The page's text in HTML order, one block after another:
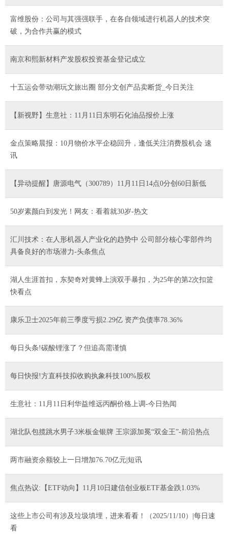
富维股份：公司与其强强联手，在各自领域进行机器人的技术突
破，为合作共赢的模式
南京和熙新材料产发股权投资基金登记成立
十五运会带动潮玩文旅出圈 部分文创产品卖断货_今日关注
【新视野】生意社：11月11日东明石化油品报价上涨
金点策略晨报：10月物价水平企稳回升，逢低关注消费股机会 速
讯
【异动提醒】唐源电气（300789）11月11日14点0分创60日新低
50岁素颜白到发光！网友：看着就30岁-热文
汇川技术：在人形机器人产业化的趋势中 公司部分核心零部件均
具备良好的市场潜力-头条焦点
湖人生涯首扣，东契奇对黄蜂上演双手暴扣，为25年的第2次扣篮
快看点
康乐卫士2025年前三季度亏损2.29亿 资产负债率78.36%
每日头条!碳酸锂涨了？但追高需谨慎
每日快报!方直科技拟收购执象科技100%股权
生意社：11月11日利华益维远丙酮价格上调-今日热闻
湖北队包揽跳水男子3米板金银牌 王宗源加冕“双金王”-前沿热点
两市融资余额较上一日增加76.70亿元|短讯
焦点热议:【ETF动向】11月10日建信创业板ETF基金跌1.03%
这些上市公司有涉及垃圾填埋，进来看看！（2025/11/10）|每日速
看